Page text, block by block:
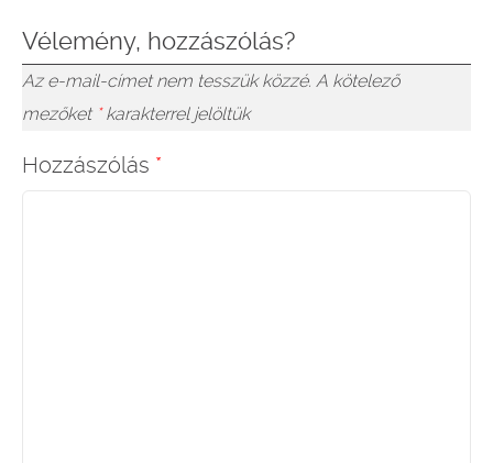
Vélemény, hozzászólás?
Az e-mail-címet nem tesszük közzé. A kötelező
mezőket *karakterrel jelöltük
Hozzászólás *